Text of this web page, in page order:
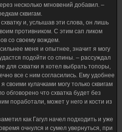
несколько мгновений добавил. –
сквигам.
и, услышав эти слова, он лишь
противником. С этим сап ликом
со своему вождем.
меня и опытнее, значит я могу
подойти со спины. – рассуждал
для схватки я хотел выбрать топоры,
все с ним согласились. Ему удобнее
своими кулачками могу только сквигам
обговорено что схватка будет без
поработали, может у него и кости из
как Гагул начел подходить и уже
очнулся и сумел увернуться, при